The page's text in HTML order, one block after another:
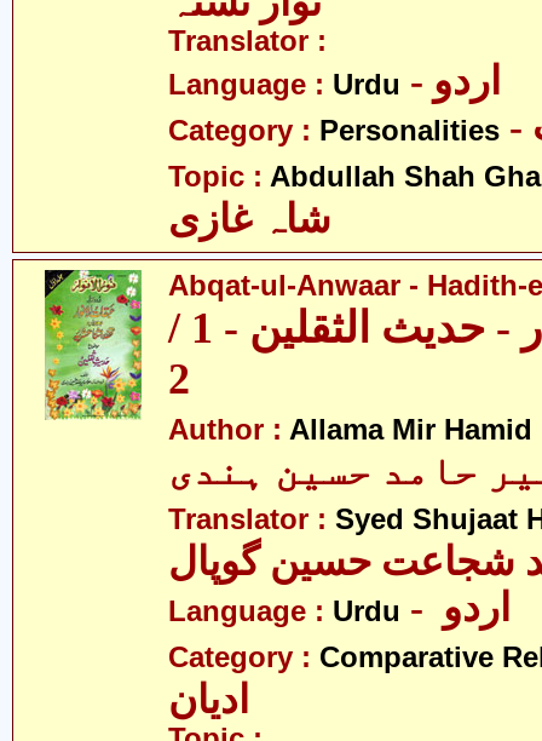
Translator :
Language : Urdu - اردو
Category : Personalities
Topic : Abdullah Shah
شاہ غازی
Abqat-ul-Anwaar - Hadith-
عبقات الانوار - حدیث الثقلین - 1 /
2
Author : Allama Mir
حامد حسین ہندی
Translator : Syed Shujaat
Language : Urdu
Category : Comparative
ادیان